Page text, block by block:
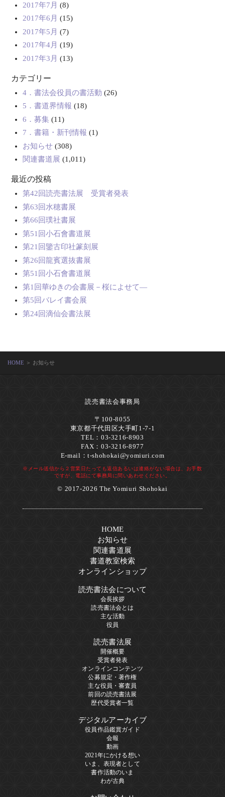
2017年7月 (8)
2017年6月 (15)
2017年5月 (7)
2017年4月 (19)
2017年3月 (13)
カテゴリー
4．書法会役員の書活動 (26)
5．書道界情報 (18)
6．募集(11)
7．書籍・新刊情報 (1)
お知らせ(308)
関連書道展 (1,011)
最近の投稿
第42回読売書法展 受賞者発表
第63回水穂書展
第66回璞社書展
第51回小石會書道展
第21回鑒古印社篆刻展
第26回龍賓選抜書展
第51回小石會書道展
第1回華ゆきの会書展－桜によせて―
第5回バレイ書会展
第24回滴仙会書法展
HOME ＞ お知らせ
読売書法会事務局
〒100-8055
東京都千代田区大手町1-7-1
TEL：03-3216-8903
FAX：03-3216-8977
E-mail：t-shohokai@yomiuri.com
※メール送信から２営業日たっても返信あるいは連絡がない場合は、お手数
ですが、電話にて事務局に問いあわせください。
© 2017-2026 The Yomiuri Shohokai
HOME
お知らせ
関連書道展
書道教室検索
オンラインショップ
読売書法会について
会長挨拶
読売書法会とは
主な活動
役員
読売書法展
開催概要
受賞者発表
オンラインコンテンツ
公募規定・著作権
主な役員・審査員
前回の読売書法展
歴代受賞者一覧
デジタルアーカイブ
役員作品鑑賞ガイド
会報
動画
2021年にかける想い
いま、表現者として
書作活動のいま
わが古典